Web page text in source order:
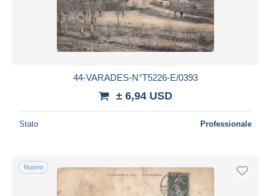
44-VARADES-N°T5226-E/0393
± 6,94 USD
Stato Professionale
Nuovo